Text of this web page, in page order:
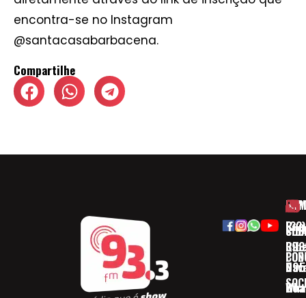
encontra-se no Instagram
@santacasabarbacena.
Compartilhe
(32)